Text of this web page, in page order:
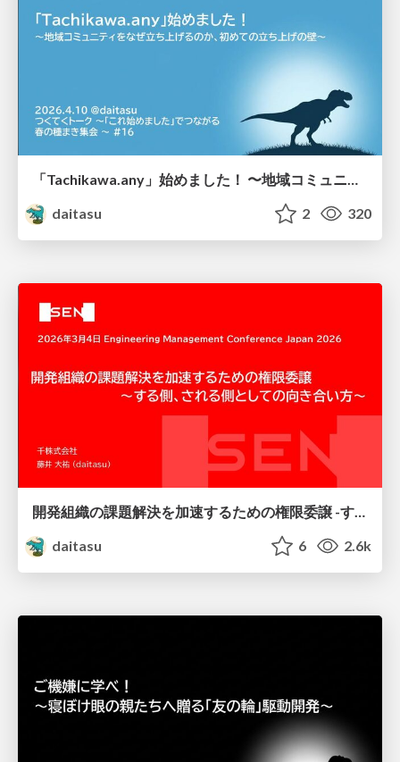
「Tachikawa.any」始めました！ 〜地域コミュニティをなぜ立ち上げるのか、初めての立ち上げの壁〜
daitasu
2 320
開発組織の課題解決を加速するための権限委譲 -する側、される側としての向き合い方-
daitasu
6 2.6k